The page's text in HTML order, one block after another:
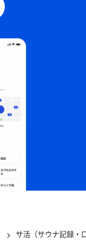
サ活（サウナ記録・